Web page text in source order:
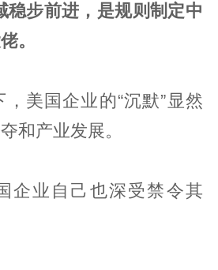
稳步前进，是规则制定中
。
美国企业的“沉默”显然
和产业发展。
企业自己也深受禁令其